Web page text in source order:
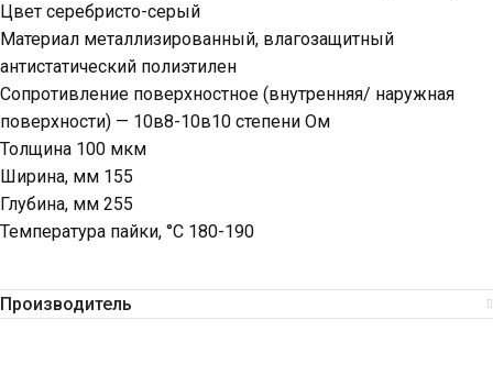
Цвет серебристо-серый
Материал металлизированный, влагозащитный
антистатический полиэтилен
Сопротивление поверхностное (внутренняя/ наружная
поверхности) — 10в8-10в10 степени Ом
Толщина 100 мкм
Ширина, мм 155
Глубина, мм 255
Температура пайки, °C 180-190
Производитель